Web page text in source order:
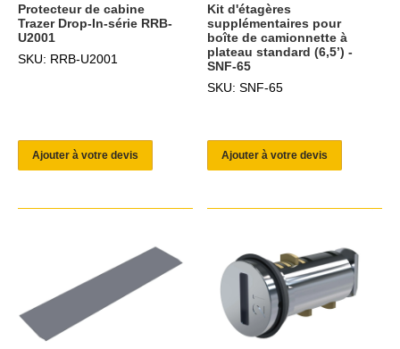
Protecteur de cabine
Trazer Drop-In-série RRB-
U2001
SKU: RRB-U2001
Ajouter à votre devis
Kit d'étagères
supplémentaires pour
boîte de camionnette à
plateau standard (6,5’) -
SNF-65
SKU: SNF-65
Ajouter à votre devis